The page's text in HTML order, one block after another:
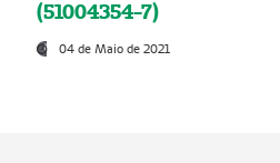
(51004354-7)
04 de Maio de 2021